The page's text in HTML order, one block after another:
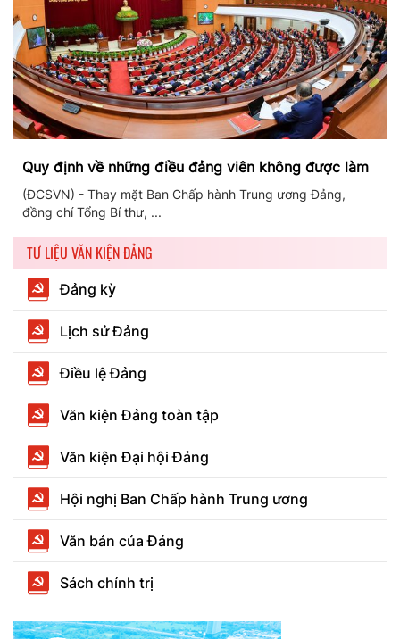
Quy định về những điều đảng viên không được làm
(ĐCSVN) - Thay mặt Ban Chấp hành Trung ương Đảng,
đồng chí Tổng Bí thư, ...
TƯ LIỆU VĂN KIỆN ĐẢNG
Đảng kỳ
Lịch sử Đảng
Điều lệ Đảng
Văn kiện Đảng toàn tập
Văn kiện Đại hội Đảng
Hội nghị Ban Chấp hành Trung ương
Văn bản của Đảng
Sách chính trị